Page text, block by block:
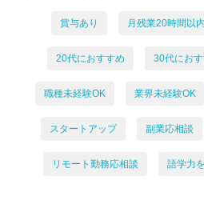
賞与あり 月残業20時間以内
20代におすすめ 30代にお
職種未経験OK 業界未経験OK
スタートアップ 副業応相談
リモート勤務応相談 語学力